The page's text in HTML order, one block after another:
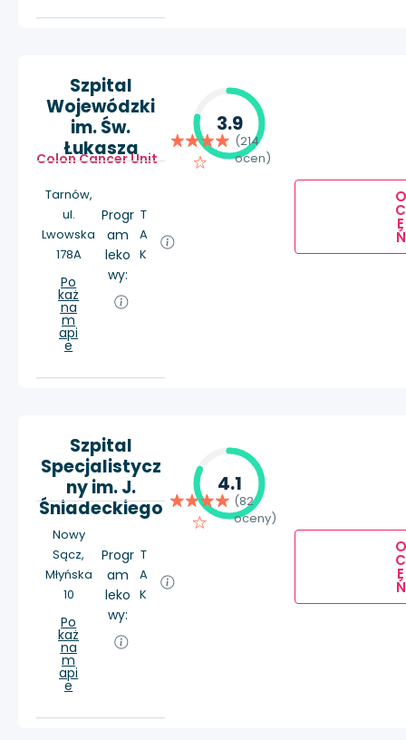
Szpital
Wojewódzki
im. Św.
Łukasza
Colon Cancer Unit
Tarnów,
ul.
Lwowska
178A
Po
każ
na
m
api
e
Progr
am
leko
wy:
T
A
K
3.9
(214
ocen)
O
C
E
Ń
Szpital
Specjalistycz
ny im. J.
Śniadeckiego
Nowy
Sącz,
Młyńska
10
Po
każ
na
m
api
e
Progr
am
leko
wy:
T
A
K
4.1
(82
oceny)
O
C
E
Ń